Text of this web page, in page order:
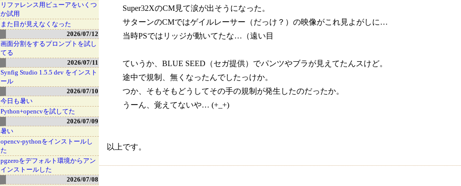
Super32XのCM見て涙が出そうになった。
サターンのCMではゲイルレーサー（だっけ？）の映像がこれ見よがしに…
当時PSではリッジが動いてたな…（遠い目
ていうか、BLUE SEED（セガ提供）でパンツやブラが見えてたんスけど。
途中で規制、無くなったんでしたっけか。
つか、そもそもどうしてその手の規制が発生したのだったか。
うーん、覚えてないや… (+_+)
以上です。
リファレンス用ビューアをいくつ
か試用
また目が見えなくなった
2026/07/12
画面分割をするプロンプトを試し
てる
2026/07/11
Synfig Studio 1.5.5 dev をインスト
ール
2026/07/10
今日も暑い
Python+opencvを試してた
2026/07/09
暑い
opencv-pythonをインストールし
た
pgzeroをデフォルト環境からアン
インストールした
2026/07/08